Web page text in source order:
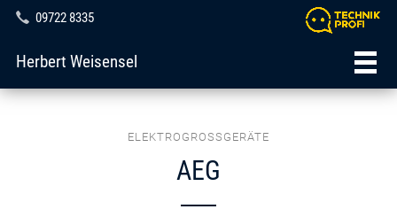
09722 8335
Herbert Weisensel
ELEKTROGROSSGERÄTE
AEG